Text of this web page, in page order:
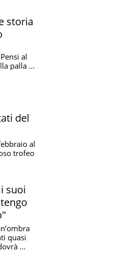
storia
al
palla ...
del
al
trofeo
suoi
quasi
...